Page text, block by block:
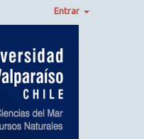
Entrar